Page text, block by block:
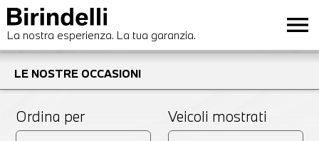
La nostra esperienza. La tua garanzia. menu
LE NOSTRE OCCASIONI
Ordina per Veicoli mostrati